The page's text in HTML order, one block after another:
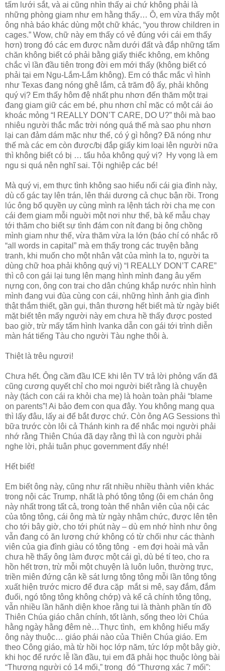
tấm lưới sắt, và ai cũng nhìn thấy ai chứ không phải là
những phòng giam như em hằng thấy… Ô, em vừa thấy một
ông nhà báo khác dùng một chữ khác, “you throw children in
cages.” Wow, chữ này em thấy có vẻ đúng với cái em thấy
hơn) trong đó các em được nằm dưới đất và đắp những tấm
chăn không biết có phải bằng giấy thiếc không, em không
chắc vì lần đầu tiên trong đời em mới thấy (không biết có
phải tại em Ngu-Lắm-Lắm không). Em có thắc mắc vì hình
như Texas đang nóng ghê lắm, cả trăm độ ấy, phải không
quý vị? Em thấy hôm đệ nhất phu nhơn đến thăm một trại
đang giam giữ các em bé, phu nhơn chỉ mặc có một cái áo
khoác mỏng “I REALLY DON’T CARE, DO U?” thôi mà bao
nhiêu người thắc mắc trời nóng quá thế mà sao phu nhơn
lại can đảm dám mặc như thế, có ý gì hông? Đã nóng như
thế mà các em còn được/bị đắp giấy kim loại lên người nữa
thì không biết có bị … tẩu hỏa không quý vị? Hy vọng là em
ngu si quá nên nghĩ sai. Tội nghiệp các bé!
Mà quý vị, em thực tình không sao hiểu nổi cái gia đình này,
dù cố gác tay lên trán, lên thái dương cả chục bận rồi. Trong
lúc ông bố quyền uy cùng mình ra lệnh tách rời cha mẹ con
cái đem giam mỗi nguời một nơi như thế, bà kế mẫu chạy
tới thăm cho biết sự tình đám con nít đang bị ông chồng
mình giam như thế, vừa thăm vừa la lớn (báo chí có nhắc rõ
“all words in capital” mà em thấy trong các truyện bằng
tranh, khi muốn cho một nhân vật của mình la to, người ta
dùng chữ hoa phải không quý vị) “I REALLY DON’T CARE”
thì cô con gái lại tung lên mạng hình mình đang âu yếm
nựng con, ông con trai cho dân chúng khắp nước nhìn hình
mình đang vui đùa cùng con cái, những hình ảnh gia đình
thật thắm thiết, gần gụi, thân thương hết biết mà từ ngày biết
mặt biết tên mấy người này em chưa hề thấy được posted
bao giờ, trừ mấy tấm hình Ivanka dẫn con gái tới trình diễn
màn hát tiếng Tàu cho người Tàu nghe thôi à.
Thiệt là trêu ngươi!
Chưa hết. Ông cầm đầu ICE khi lên TV trả lời phỏng vấn đã
cũng cương quyết chỉ cho mọi người biết rằng là chuyện
này (tách con cái ra khỏi cha mẹ) là hoàn toàn phải “blame
on parents”! Ai bảo đem con qua đây. You không mang qua
thì lấy đâu, lấy ai để bắt được chứ. Còn ông AG Sessions thì
bữa trước còn lôi cả Thánh kinh ra để nhắc mọi người phải
nhớ rằng Thiên Chúa đã dạy rằng thì là con người phải
nghe lời, phải tuân phục government đấy nhé!
Hết biết!
Em biết ông này, cũng như rất nhiều nhiều thành viên khác
trong nội các Trump, nhất là phó tông tông (ôi em chán ông
này nhất trong tất cả, trong toàn thể nhân viên của nội các
của tông tông, cái ông mà từ ngày nhậm chức, được lên tên
cho tới bây giờ, cho tới phút này – dù em nhớ hình như ông
vẫn đang có ăn lương chứ không có từ chối như các thành
viên của gia đình giàu có tông tông - em đợi hoài mà vẫn
chưa hề thấy ông làm được một cái gì, dù bé tí teo, cho ra
hồn hết trơn, trừ mỗi một chuyện là luôn luôn, thường trực,
triền miên đứng cận kề sát lưng tông tông mỗi lần tông tông
xuất hiện trước micro để đưa cặp mắt si mê, say đắm, đắm
đuối, ngó tông tông không chớp) và kể cả chính tông tông,
vẫn nhiều lần hãnh diện khoe rằng tui là thành phần tín đồ
Thiên Chúa giáo chân chính, tốt lành, sống theo lời Chúa
hằng ngày hằng đêm nè…Thực tình, em không hiểu mấy
ông này thuộc… giáo phái nào của Thiên Chúa giáo. Em
theo Công giáo, mà từ hồi học lớp năm, tức lớp một bây giờ,
khi học để rước lễ lần đầu, tụi em đã phải học thuộc lòng bài
“Thương người có 14 mối,” trong đó “Thương xác 7 mối”: